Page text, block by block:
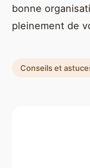
bonne
pleinement de
Conseils et